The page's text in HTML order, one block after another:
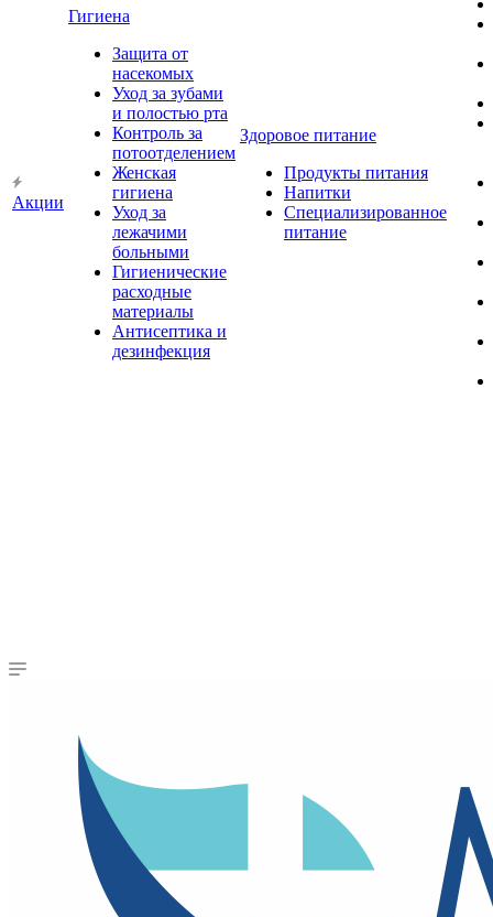
Акции
Гигиена
Защита от
насекомых
Уход за зубами
и полостью рта
Контроль за
потоотделением
Женская
гигиена
Уход за
лежачими
больными
Гигиенические
расходные
материалы
Антисептика и
дезинфекция
Здоровое питание
Продукты питания
Напитки
Специализированное
питание